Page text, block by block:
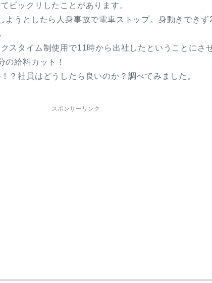
ビックリしたことがあります。
ようとしたら人身事故で電車ストップ。身動きできず
スタイム制使用で11時から出社したということにさ
の給料カット！
？社員はどうしたら良いのか？調べてみました。
スポンサーリンク